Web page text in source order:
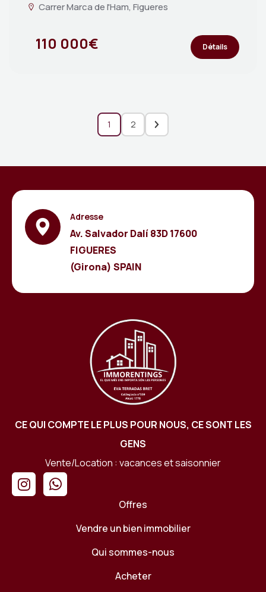
Carrer Marca de l'Ham, Figueres
110 000€ Détails
1 2
Adresse
Av. Salvador Dalí 83D 17600
FIGUERES
(Girona) SPAIN
CE QUI COMPTE LE PLUS POUR NOUS, CE SONT LES
GENS
Vente/Location : vacances et saisonnier
Offres
Vendre un bien immobilier
Qui sommes-nous
Acheter